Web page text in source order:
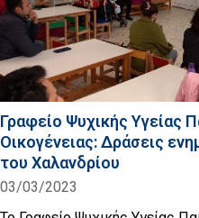
Γραφείο Ψυχικής Υγείας
Οικογένειας: Δράσεις
του Χαλανδρίου
03/03/2023